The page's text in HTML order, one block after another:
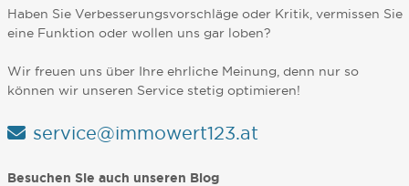
Haben Sie Verbesserungsvorschläge oder Kritik, vermissen Sie
eine Funktion oder wollen uns gar loben?
Wir freuen uns über Ihre ehrliche Meinung, denn nur so
können wir unseren Service stetig optimieren!
service@immowert123.at
Besuchen Sie auch unseren Blog